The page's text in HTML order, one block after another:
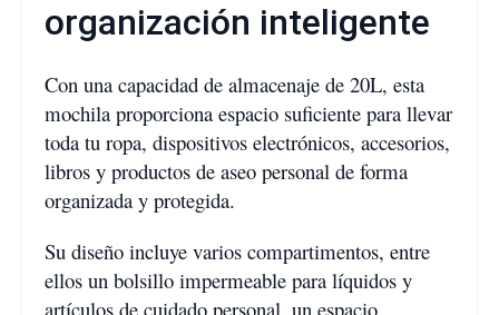
organización inteligente
Con una capacidad de almacenaje de 20L, esta
mochila proporciona espacio suficiente para llevar
toda tu ropa, dispositivos electrónicos, accesorios,
libros y productos de aseo personal de forma
organizada y protegida.
Su diseño incluye varios compartimentos, entre
ellos un bolsillo impermeable para líquidos y
artículos de cuidado personal, un espacio